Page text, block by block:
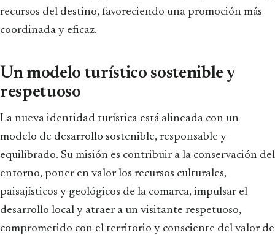
recursos del destino, favoreciendo una promoción más
coordinada y eficaz.
Un modelo turístico sostenible y
respetuoso
La nueva identidad turística está alineada con un
modelo de desarrollo sostenible, responsable y
equilibrado. Su misión es contribuir a la conservación del
entorno, poner en valor los recursos culturales,
paisajísticos y geológicos de la comarca, impulsar el
desarrollo local y atraer a un visitante respetuoso,
comprometido con el territorio y consciente del valor de